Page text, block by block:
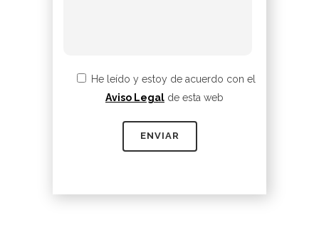
He leído y estoy de acuerdo con el
Aviso Legal de esta web